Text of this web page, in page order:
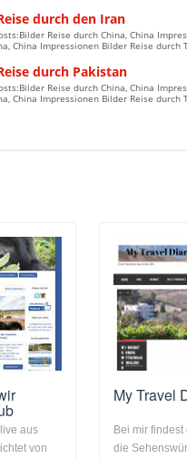
durch den Iran
Reise durch China, China
China Impressionen Bilder Reise durch
durch Pakistan
Reise durch China, China
China Impressionen Bilder Reise durch
aus
von
My Travel
Bei mir findest
die